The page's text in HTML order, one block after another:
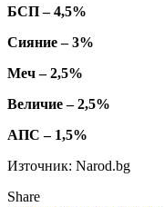
БСП – 4,5%
Сияние – 3%
Меч – 2,5%
Величие – 2,5%
АПС – 1,5%
Източник: Narod.bg
Share